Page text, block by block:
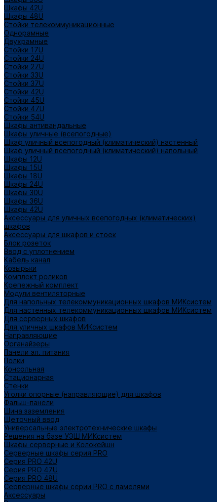
Шкафы 42U
Шкафы 48U
Стойки телекоммуникационные
Однорамные
Двухрамные
Стойки 17U
Стойки 24U
Стойки 27U
Стойки 33U
Стойки 37U
Стойки 42U
Стойки 45U
Стойки 47U
Стойки 54U
Шкафы антивандальные
Шкафы уличные (всепогодные)
Шкаф уличный всепогодный (климатический) настенный
Шкаф уличный всепогодный (климатический) напольный
Шкафы 12U
Шкафы 15U
Шкафы 18U
Шкафы 24U
Шкафы 30U
Шкафы 36U
Шкафы 42U
Аксессуары для уличных всепогодных (климатических)
шкафов
Аксессуары для шкафов и стоек
Блок розеток
Ввод с уплотнением
Кабель канал
Козырьки
Комплект роликов
Крепежный комплект
Модули вентиляторные
Для напольных телекоммуникационных шкафов МИКсистем
Для настенных телекоммуникационных шкафов МИКсистем
Для серверных шкафов
Для уличных шкафов МИКсистем
Направляющие
Органайзеры
Панели эл. питания
Полки
Консольная
Стационарная
Стенки
Уголки опорные (направляющие) для шкафов
Фальш-панели
Шина заземления
Щеточный ввод
Универсальные электротехнические шкафы
Решения на базе УЭШ МИКсистем
Шкафы серверные и Колокейшн
Серверные шкафы серия PRO
Серия PRO 42U
Серия PRO 47U
Серия PRO 48U
Серверные шкафы серии PRO с ламелями
Аксессуары